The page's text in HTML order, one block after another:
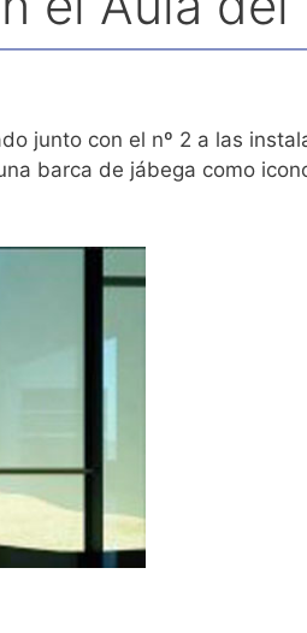
junto con el nº 2 a las
barca de jábega como